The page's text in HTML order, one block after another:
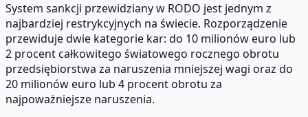
System sankcji przewidziany w RODO jest jednym z
najbardziej restrykcyjnych na świecie. Rozporządzenie
przewiduje dwie kategorie kar: do 10 milionów euro lub
2 procent całkowitego światowego rocznego obrotu
przedsiębiorstwa za naruszenia mniejszej wagi oraz do
20 milionów euro lub 4 procent obrotu za
najpoważniejsze naruszenia.